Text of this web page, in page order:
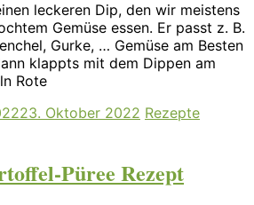
leckeren Dip, den wir meistens
Gemüse essen. Er passt z. B.
Gurke, … Gemüse am Besten
klappts mit dem Dippen am
Rote
23. Oktober 2022 Rezepte
Püree Rezept